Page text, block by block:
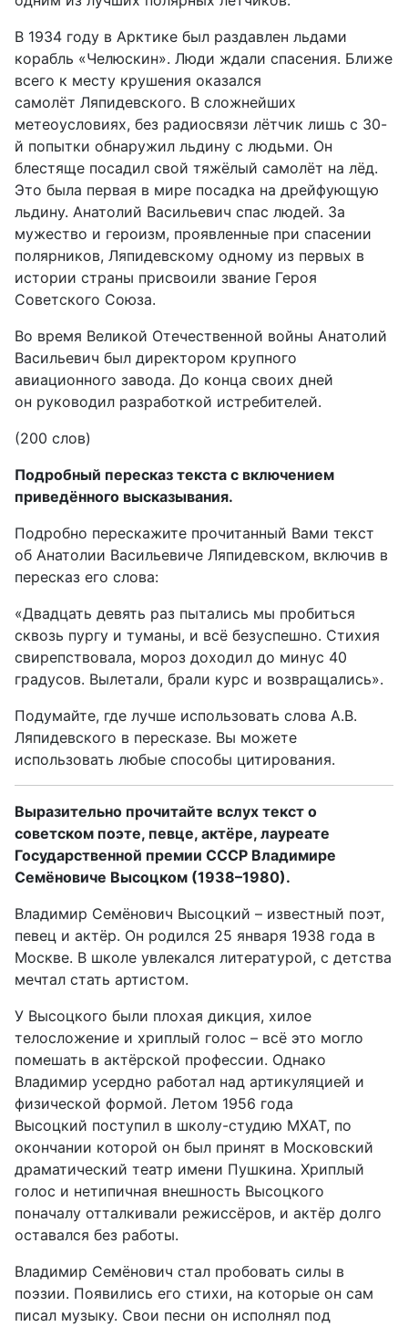
В 1934 году в Арктике был раздавлен льдами
корабль «Челюскин». Люди ждали спасения. Ближе
всего к месту крушения оказался
самолёт Ляпидевского. В сложнейших
метеоусловиях, без радиосвязи лётчик лишь с 30-
й попытки обнаружил льдину с людьми. Он
блестяще посадил свой тяжёлый самолёт на лёд.
Это была первая в мире посадка на дрейфующую
льдину. Анатолий Васильевич спас людей. За
мужество и героизм, проявленные при спасении
полярников, Ляпидевскому одному из первых в
истории страны присвоили звание Героя
Советского Союза.
Во время Великой Отечественной войны Анатолий
Васильевич был директором крупного
авиационного завода. До конца своих дней
он руководил разработкой истребителей.
(200 слов)
Подробный пересказ текста с включением
приведённого высказывания.
Подробно перескажите прочитанный Вами текст
об Анатолии Васильевиче Ляпидевском, включив в
пересказ его слова:
«Двадцать девять раз пытались мы пробиться
сквозь пургу и туманы, и всё безуспешно. Стихия
свирепствовала, мороз доходил до минус 40
градусов. Вылетали, брали курс и возвращались».
Подумайте, где лучше использовать слова А.В.
Ляпидевского в пересказе. Вы можете
использовать любые способы цитирования.
Выразительно прочитайте вслух текст о
советском поэте, певце, актёре, лауреате
Государственной премии СССР Владимире
Семёновиче Высоцком (1938–1980).
Владимир Семёнович Высоцкий – известный поэт,
певец и актёр. Он родился 25 января 1938 года в
Москве. В школе увлекался литературой, с детства
мечтал стать артистом.
У Высоцкого были плохая дикция, хилое
телосложение и хриплый голос – всё это могло
помешать в актёрской профессии. Однако
Владимир усердно работал над артикуляцией и
физической формой. Летом 1956 года
Высоцкий поступил в школу-студию МХАТ, по
окончании которой он был принят в Московский
драматический театр имени Пушкина. Хриплый
голос и нетипичная внешность Высоцкого
поначалу отталкивали режиссёров, и актёр долго
оставался без работы.
Владимир Семёнович стал пробовать силы в
поэзии. Появились его стихи, на которые он сам
писал музыку. Свои песни он исполнял под